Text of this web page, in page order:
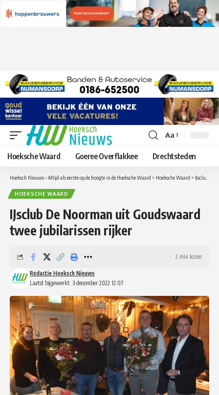
Lettergrootte
aanpassen
Aa
Hoeksche Waard Goeree Overflakkee Drechtsteden
Hoeksch Nieuws – Altijd als eerste op de hoogte in de Hoeksche Waard > Hoeksche Waard > IJsclub De Noorman uit Goudswaard twee jubilarissen rijker
HOEKSCHE WAARD
IJsclub De Noorman uit Goudswaard
twee jubilarissen rijker
Laatst bijgewerkt: 3 december 2022 12:07
Redactie Hoeksch Nieuws
2 min lezen